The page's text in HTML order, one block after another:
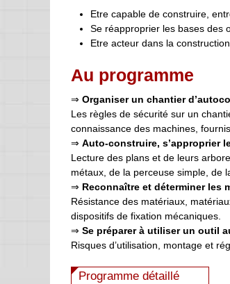
Etre capable de construire,
Se réapproprier les bases des
Etre acteur dans la
Au programme
⇒ Organiser un chantier
Les règles de sécurité sur un
connaissance des machines,
⇒ Auto-construire, s’approprier
Lecture des plans et de leurs
métaux, de la perceuse simple, de
⇒ Reconnaître et déterminer les
Résistance des matériaux,
dispositifs de fixation mécaniques.
⇒ Se préparer à utiliserun outil
Risques d’utilisation, montage et
Programme détaillé